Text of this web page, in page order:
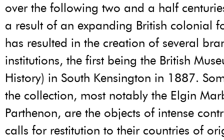
over the following two and a half
a result of an expanding British colonial
has resulted in the creation of several
institutions, the first being the British
History) in South Kensington in 1887.
the collection, most notably the Elgin
Parthenon, are the objects of intense
calls for restitution to their countries of